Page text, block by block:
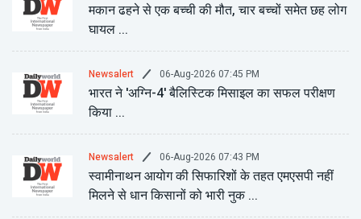
मकान ढहने से एक बच्ची की मौत, चार बच्चों समेत छह लोग
घायल ...
Newsalert 06-Aug-2026 07:45 PM
भारत ने 'अग्नि-4' बैलिस्टिक मिसाइल का सफल परीक्षण
किया ...
Newsalert 06-Aug-2026 07:43 PM
स्वामीनाथन आयोग की सिफारिशों के तहत एमएसपी नहीं
मिलने से धान किसानों को भारी नुक ...